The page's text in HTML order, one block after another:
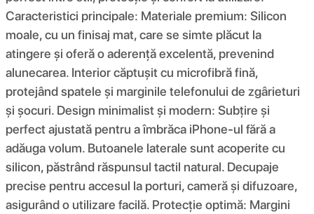
Caracteristici principale: Materiale premium: Silicon
moale, cu un finisaj mat, care se simte plăcut la
atingere și oferă o aderență excelentă, prevenind
alunecarea. Interior căptușit cu microfibră fină,
protejând spatele și marginile telefonului de zgârieturi
și șocuri. Design minimalist și modern: Subțire și
perfect ajustată pentru a îmbrăca iPhone-ul fără a
adăuga volum. Butoanele laterale sunt acoperite cu
silicon, păstrând răspunsul tactil natural. Decupaje
precise pentru accesul la porturi, cameră și difuzoare,
asigurând o utilizare facilă. Protecție optimă: Margini